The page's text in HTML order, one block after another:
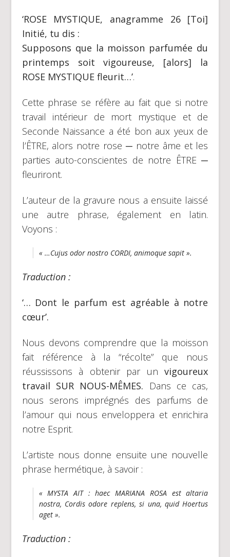
‘ROSE MYSTIQUE, anagramme 26 [Toi]
Initié, tu dis :
Supposons que la moisson parfumée du
printemps soit vigoureuse, [alors] la
ROSE MYSTIQUE fleurit…’.
Cette phrase se réfère au fait que si notre
travail intérieur de mort mystique et de
Seconde Naissance a été bon aux yeux de
l’ÊTRE, alors notre rose ─ notre âme et les
parties auto-conscientes de notre ÊTRE ─
fleuriront.
L’auteur de la gravure nous a ensuite laissé
une autre phrase, également en latin.
Voyons :
« …Cujus odor nostro CORDI, animoque sapit ».
Traduction :
‘… Dont le parfum est agréable à notre
cœur’.
Nous devons comprendre que la moisson
fait référence à la “récolte” que nous
réussissons à obtenir par unvigoureux
travail SUR NOUS-MÊMES. Dans ce cas,
nous serons imprégnés des parfums de
l’amour qui nous enveloppera et enrichira
notre Esprit.
L’artiste nous donne ensuite une nouvelle
phrase hermétique, à savoir :
« MYSTA AIT : haec MARIANA ROSA est altaria
nostra, Cordis odore replens, si una, quid Hoertus
aget ».
Traduction :